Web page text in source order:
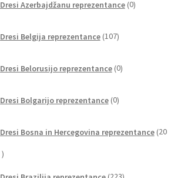
Dresi Azerbajdžanu reprezentance 0izdelkov
Dresi Belgija reprezentance 107izdelkov
Dresi Belorusijo reprezentance 0izdelkov
Dresi Bolgarijo reprezentance 0izdelkov
Dresi Bosna in Hercegovina reprezentance 20
20